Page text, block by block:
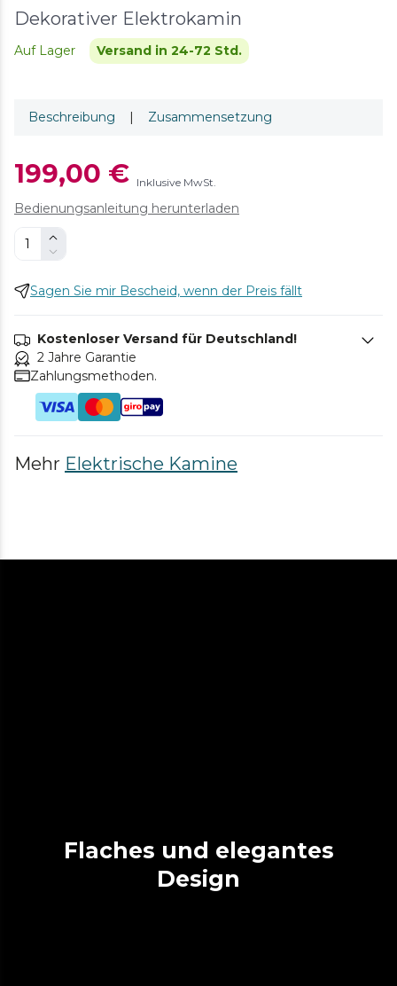
Dekorativer Elektrokamin
Auf Lager Versand in 24-72 Std.
Beschreibung | Zusammensetzung
199,00 € Inklusive MwSt.
Bedienungsanleitung herunterladen
Sagen Sie mir Bescheid, wenn der Preis fällt
Kostenloser Versand für Deutschland!
2 Jahre Garantie
Zahlungsmethoden.
Mehr Elektrische Kamine
Flaches und elegantes
Design